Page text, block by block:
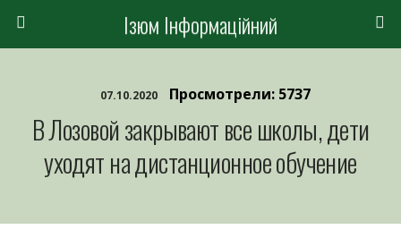
Ізюм Інформаційний
07.10.2020 Просмотрели: 5737
В Лозовой закрывают все школы, дети
уходят на дистанционное обучение